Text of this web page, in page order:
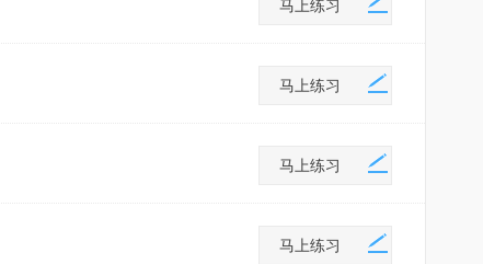
马上练习
马上练习
马上练习
马上练习